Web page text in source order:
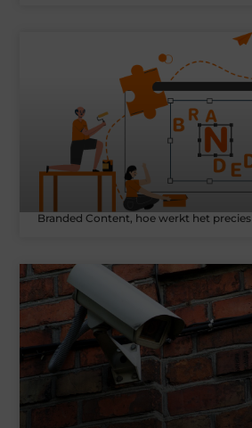
Branded Content, hoe werkt het precies